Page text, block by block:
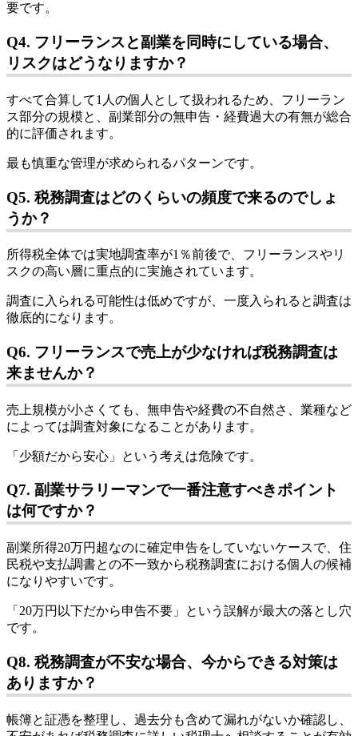
要です。
Q4. フリーランスと副業を同時にしている場合、
リスクはどうなりますか？
すべて合算して1人の個人として扱われるため、フリーラン
ス部分の規模と、副業部分の無申告・経費過大の有無が総合
的に評価されます。
最も慎重な管理が求められるパターンです。
Q5. 税務調査はどのくらいの頻度で来るのでしょ
うか？
所得税全体では実地調査率が1％前後で、フリーランスやリ
スクの高い層に重点的に実施されています。
調査に入られる可能性は低めですが、一度入られると調査は
徹底的になります。
Q6. フリーランスで売上が少なければ税務調査は
来ませんか？
売上規模が小さくても、無申告や経費の不自然さ、業種など
によっては調査対象になることがあります。
「少額だから安心」という考えは危険です。
Q7. 副業サラリーマンで一番注意すべきポイント
は何ですか？
副業所得20万円超なのに確定申告をしていないケースで、住
民税や支払調書との不一致から税務調査における個人の候補
になりやすいです。
「20万円以下だから申告不要」という誤解が最大の落とし穴
です。
Q8. 税務調査が不安な場合、今からできる対策は
ありますか？
帳簿と証憑を整理し、過去分も含めて漏れがないか確認し、